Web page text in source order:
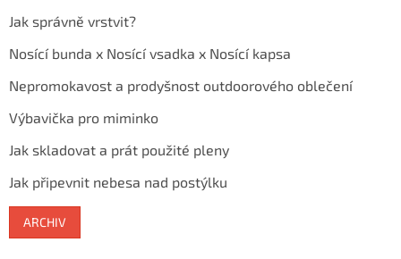
Jak správně vrstvit?
Nosící bunda x Nosící vsadka x Nosící kapsa
Nepromokavost a prodyšnost outdoorového oblečení
Výbavička pro miminko
Jak skladovat a prát použité pleny
Jak připevnit nebesa nad postýlku
ARCHIV